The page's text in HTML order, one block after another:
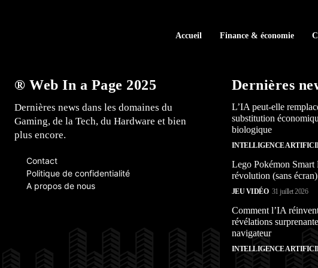
Accueil Finance & économie
® Web In a Page 2025
Dernières news dans les domaines du
Gaming, de la Tech, du Hardware et bien
plus encore.
Contact
Politique de confidentialité
A propos de nous
Dernières
L’IA peut-elle
substitution
biologique
INTELLIGENCE
Lego Pokémon Smart
révolution (sans
JEU VIDÉO 31 juillet 2026
Comment l’IA
révélations
navigateur
INTELLIGENCE